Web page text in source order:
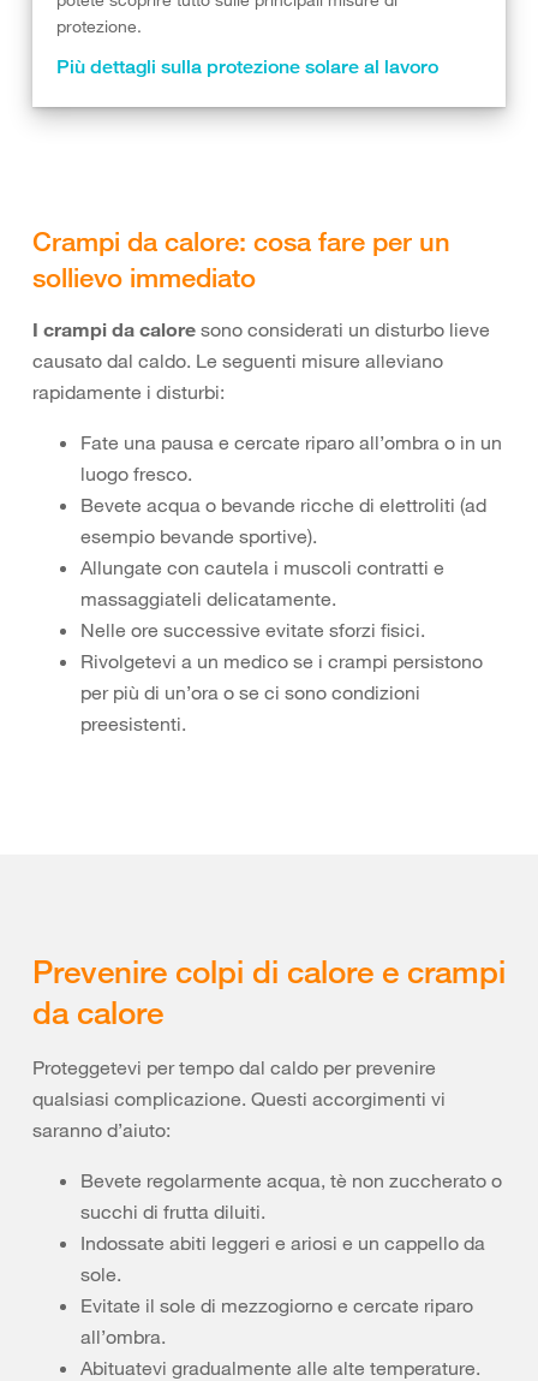
protezione.
Più dettagli sulla protezione solare al lavoro
Crampi da calore: cosa fare per un
sollievo immediato
I crampi da calore sono considerati un disturbo lieve
causato dal caldo. Le seguenti misure alleviano
rapidamente i disturbi:
Fate una pausa e cercate riparo all’ombra o in un
luogo fresco.
Bevete acqua o bevande ricche di elettroliti (ad
esempio bevande sportive).
Allungate con cautela i muscoli contratti e
massaggiateli delicatamente.
Nelle ore successive evitate sforzi fisici.
Rivolgetevi a un medico se i crampi persistono
per più di un’ora o se ci sono condizioni
preesistenti.
Prevenire colpi di calore e crampi
da calore
Proteggetevi per tempo dal caldo per prevenire
qualsiasi complicazione. Questi accorgimenti vi
saranno d’aiuto:
Bevete regolarmente acqua, tè non zuccherato o
succhi di frutta diluiti.
Indossate abiti leggeri e ariosi e un cappello da
sole.
Evitate il sole di mezzogiorno e cercate riparo
all’ombra.
Abituatevi gradualmente alle alte temperature.